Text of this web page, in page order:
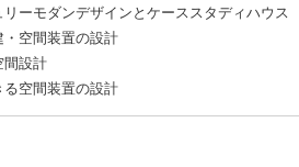
リーモダンデザインとケーススタディハウス
・空間装置の設計
間設計
空間装置の設計